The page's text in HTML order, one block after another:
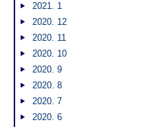
2021. 1
2020. 12
2020. 11
2020. 10
2020. 9
2020. 8
2020. 7
2020. 6